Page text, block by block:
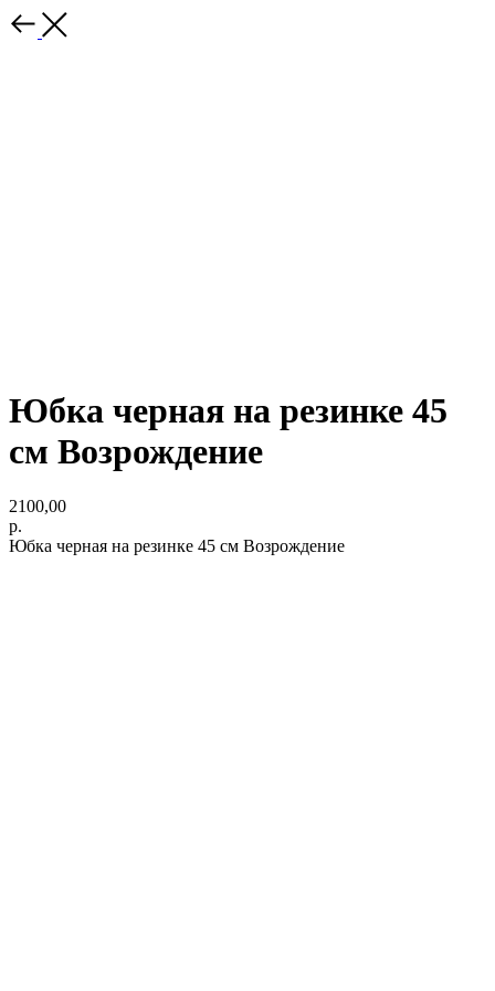
Юбка черная на резинке 45
см Возрождение
2100,00
р.
Юбка черная на резинке 45 см Возрождение